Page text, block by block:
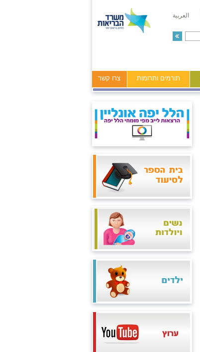
العربية
תורמים ותרומות צרו קשר